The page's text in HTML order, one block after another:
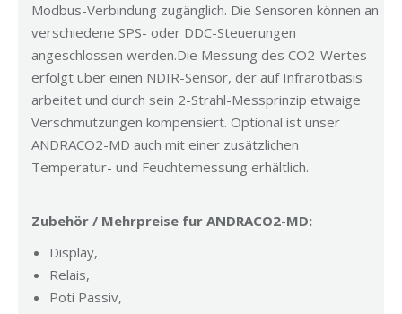
Modbus-Verbindung zugänglich. Die Sensoren können an
verschiedene SPS- oder DDC-Steuerungen
angeschlossen werden.Die Messung des CO2-Wertes
erfolgt über einen NDIR-Sensor, der auf Infrarotbasis
arbeitet und durch sein 2-Strahl-Messprinzip etwaige
Verschmutzungen kompensiert. Optional ist unser
ANDRACO2-MD auch mit einer zusätzlichen
Temperatur- und Feuchtemessung erhältlich.
Zubehör / Mehrpreise fur ANDRACO2-MD:
Display,
Relais,
Poti Passiv,